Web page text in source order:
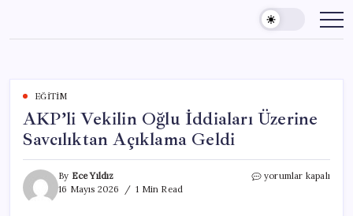
content
EĞITIM
AKP’li Vekilin Oğlu İddiaları Üzerine
Savcılıktan Açıklama Geldi
By Ece Yıldız
16 Mayıs 2026
1 Min Read
AKP’li
yorumlar kapalı